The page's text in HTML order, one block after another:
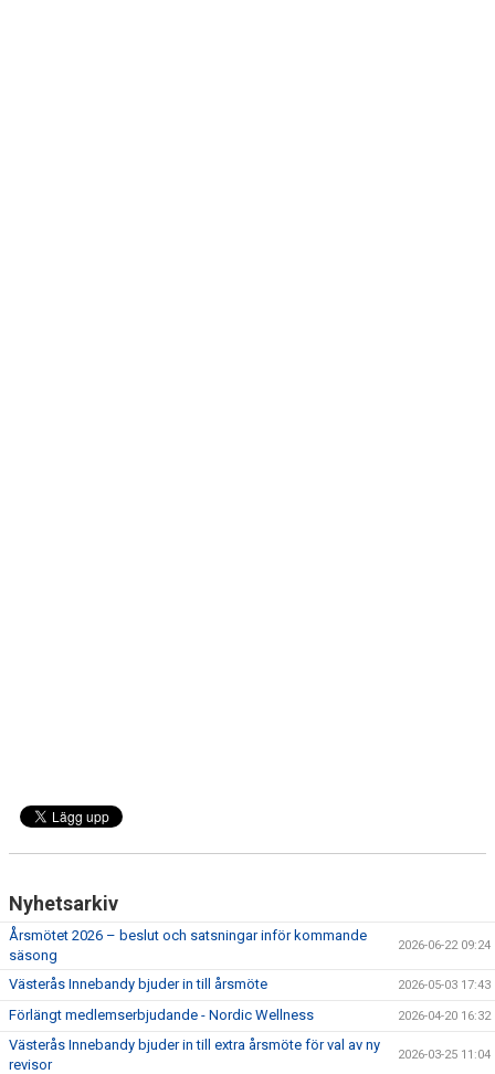
Nyhetsarkiv
Årsmötet 2026 – beslut och satsningar inför kommande
säsong
2026-06-22 09:24
Västerås Innebandy bjuder in till årsmöte 2026-05-03 17:43
Förlängt medlemserbjudande - Nordic Wellness 2026-04-20 16:32
Västerås Innebandy bjuder in till extra årsmöte för val av ny
revisor
2026-03-25 11:04